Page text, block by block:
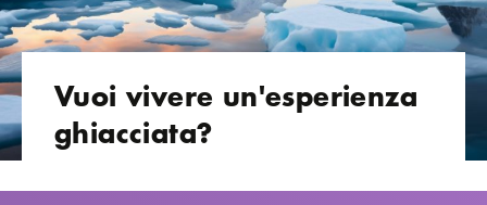
Vuoi vivere un'esperienza
ghiacciata?